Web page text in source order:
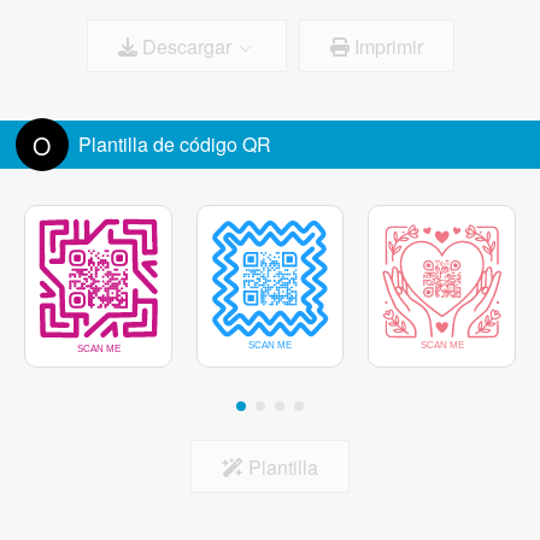
Centro del marcador
Eliminar el fondo detrás del logotipo
Descargar Imprimir
O Plantilla de código QR
Plantilla